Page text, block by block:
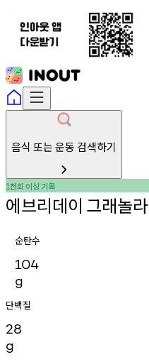
음식 또는 운동 검색하기
1천회 이상기록
에브리데이 그래놀라
순탄수
104
g
단백질
28
g